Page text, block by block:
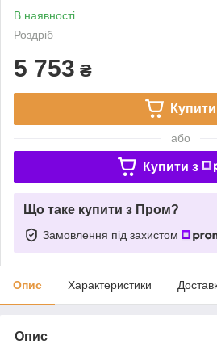
В наявності
Роздріб
5 753 ₴
Купити
або
Купити з
Що таке купити з Пром?
Замовлення під захистом
Опис Характеристики
Опис